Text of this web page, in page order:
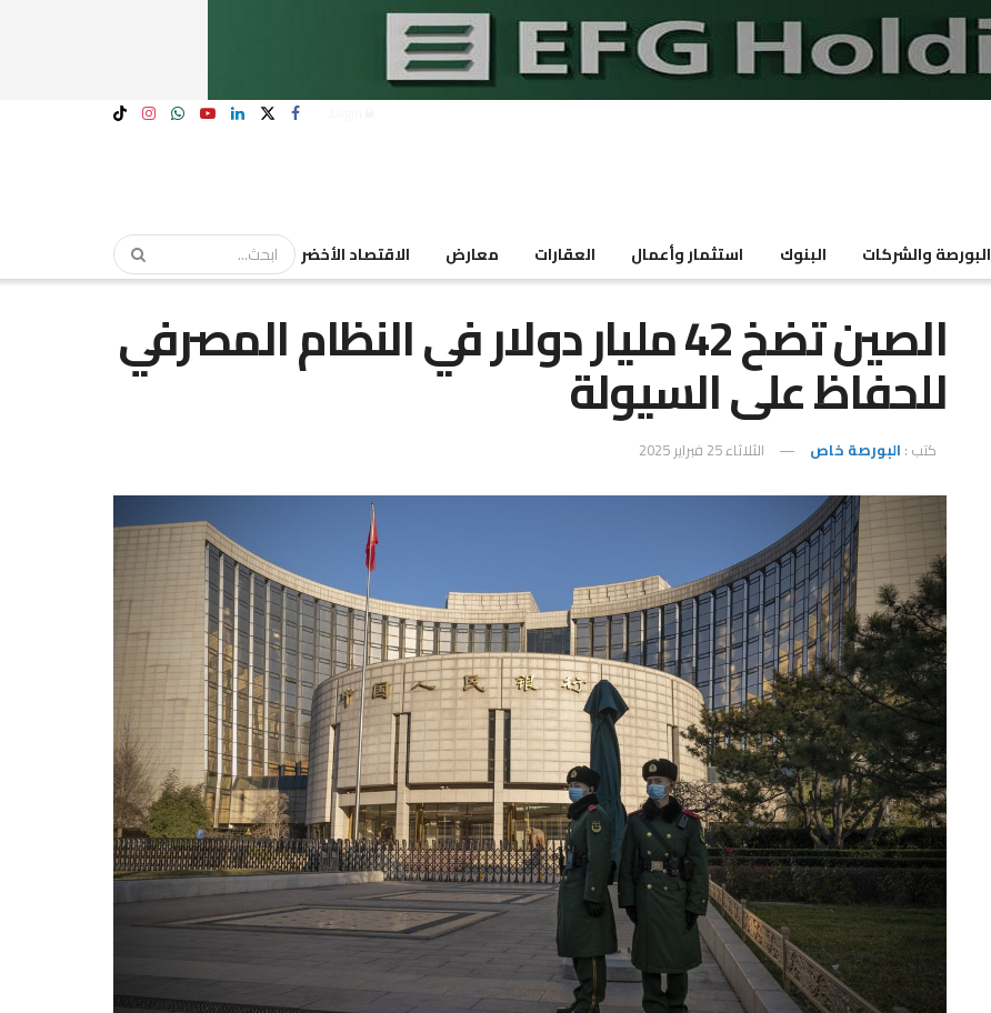
البورصة والشركات البنوك استثمار وأعمال العقارات معارض الاقتصاد الأخضر
الصين تضخ 42 مليار دولار في النظام المصرفي
للحفاظ على السيولة
كتب : البورصة خاص الثلاثاء 25 فبراير 2025